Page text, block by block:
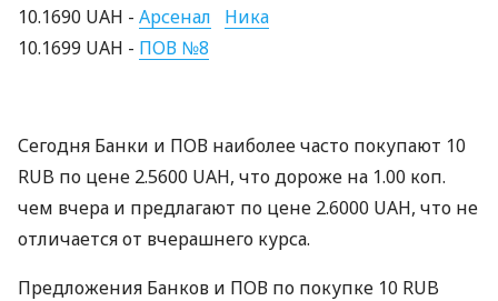
10.1690 UAH - Арсенал
Ника
10.1699 UAH - ПОВ №8
Сегодня Банки и ПОВ наиболее часто покупают 10
RUB по цене 2.5600 UAH, что дороже на 1.00 коп.
чем вчера и предлагают по цене 2.6000 UAH, что не
отличается от вчерашнего курса.
Предложения Банков и ПОВ по покупке 10 RUB